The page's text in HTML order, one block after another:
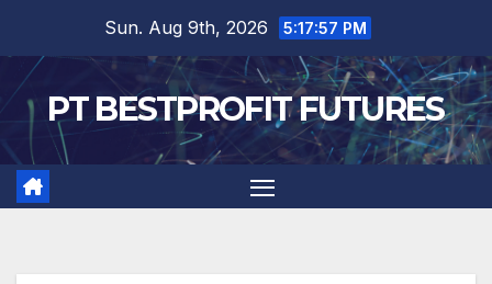
content
Sun. Aug 9th, 2026 5:17:58 PM
PT BESTPROFIT FUTURES